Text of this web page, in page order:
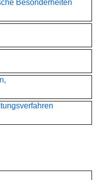
Besonderheiten